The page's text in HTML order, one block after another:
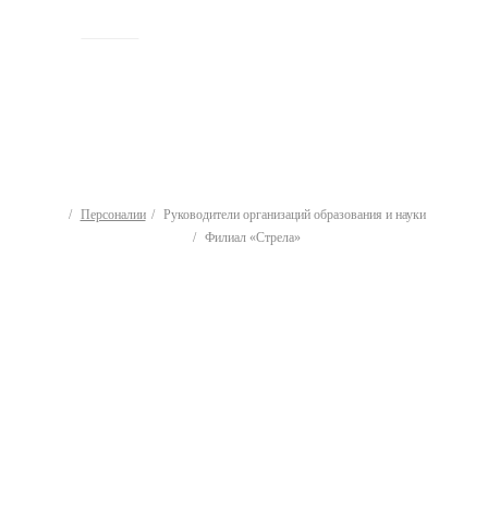
Персоналии
Руководители организаций образования и науки
Филиал «Стрела»